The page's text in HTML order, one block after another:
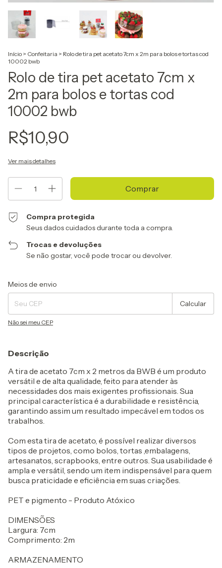
Início > Confeitaria > Rolo de tira pet acetato 7cm x 2m para bolos e tortas cod
10002 bwb
Rolo de tira pet acetato 7cm x
2m para bolos e tortas cod
10002 bwb
R$10,90
Ver mais detalhes
Compra protegida
Seus dados cuidados durante toda a compra.
Trocas e devoluções
Se não gostar, você pode trocar ou devolver.
Entregas para o CEP:
Meios de envio
Calcular
Não sei meu CEP
Descrição
A tira de acetato 7cm x 2 metros da BWB é um produto
versátil e de alta qualidade, feito para atender às
necessidades dos mais exigentes profissionais. Sua
principal característica é a durabilidade e resistência,
garantindo assim um resultado impecável em todos os
trabalhos.
Com esta tira de acetato, é possível realizar diversos
tipos de projetos, como bolos, tortas ,embalagens,
artesanatos, scrapbooks, entre outros. Sua usabilidade é
ampla e versátil, sendo um item indispensável para quem
busca praticidade e eficiência em suas criações.
PET e pigmento - Produto Atóxico
DIMENSÕES
Largura: 7cm
Comprimento: 2m
ARMAZENAMENTO